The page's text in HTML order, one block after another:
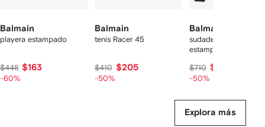
Balmain
playera estampado
$448 $163
-60%
Balmain
tenis Racer 45
$410 $205
-50%
Balmain
sudadera con logo
estampado
$710 $355
-50%
Explora más